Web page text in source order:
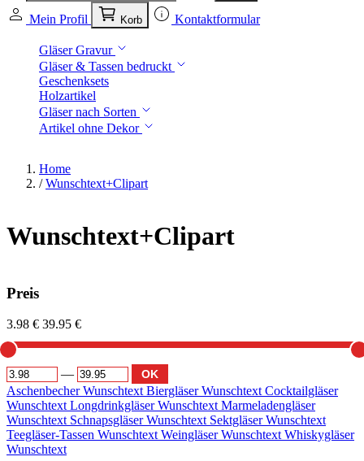
Mein Profil Korb Kontaktformular
Gläser Gravur
Gläser & Tassen bedruckt
Geschenksets
Holzartikel
Gläser nach Sorten
Artikel ohne Dekor
Home
/ Wunschtext+Clipart
Wunschtext+Clipart
Preis
3.98 € 39.95 €
— OK
Aschenbecher Wunschtext Biergläser Wunschtext Cocktailgläser
Wunschtext Longdrinkgläser Wunschtext Marmeladengläser
Wunschtext Schnapsgläser Wunschtext Sektgläser Wunschtext
Teegläser-Tassen Wunschtext Weingläser Wunschtext Whiskygläser
Wunschtext